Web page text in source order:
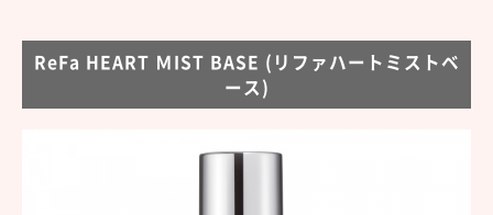
ReFa HEART ＭIST BASE (リファハートミストベ
ース)